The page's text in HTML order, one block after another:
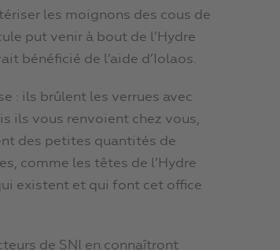
les moignons des cous de
put venir à bout de l’Hydre
bénéficié de l’aide d’Iolaos.
: ils brûlent les verrues avec
ils vous renvoient chez vous,
des petites quantités de
comme les têtes de l’Hydre
existent et qui font cet office
de SNI en connaîtront